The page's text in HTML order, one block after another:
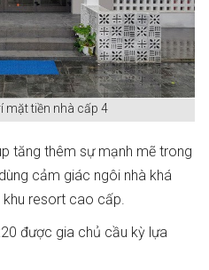
mặt tiền nhà cấp 4
tăng thêm sự mạnh mẽ trong
cảm giác ngôi nhà khá
resort cao cấp.
được gia chủ cầu kỳ lựa